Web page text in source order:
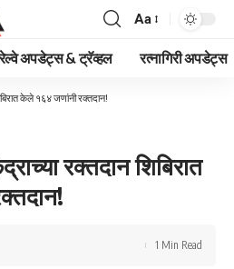
Font
Resizer
Aa
अपडेट्स & ट्रॅव्हल रत्नागिरी अपडेट्स
केले १६४ जणांनी रक्तदान!
रक्तदान शिबिरात
1 Min Read